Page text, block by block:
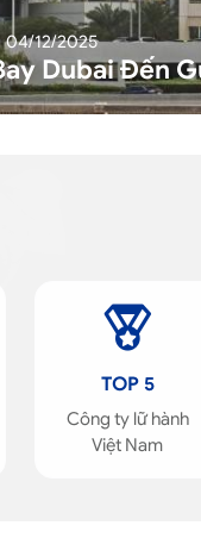
04/12/2025
Dubai Đến
TOP 5
Công ty lữ hành
Việt Nam